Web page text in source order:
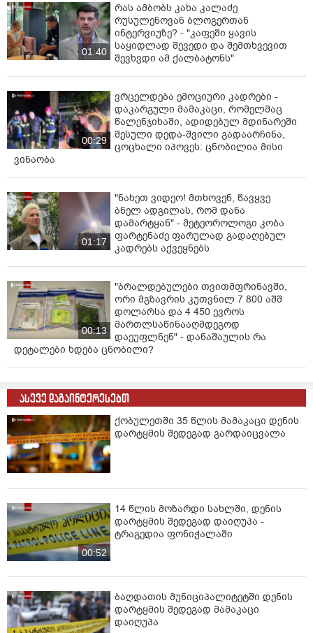
01:40
რას ამბობს კახა კალაძე
რუსულენოვან ბლოგერთან
ინტერვიუზე? - "კაფეში ყავის
საყიდლად შევედი და შემთხვევით
შევხვდი ამ ქალბატონს"
00:29
ვრცელდება ემოციური კადრები -
დაკარგული მამაკაცი, რომელმაც
წალენჯიხაში, ადიდებულ მდინარეში
შესული დედა-შვილი გადაარჩინა,
ცოცხალი იპოვეს: ცნობილია მისი
ვინაობა
01:17
"ნახეთ ვიდეო! მთხოვენ, წავყვე
ბნელ ადგილას, რომ დანა
დამარტყან" - მეტეოროლოგი კობა
ფარტენაძე ფარულად გადაღებულ
კადრებს აქვეყნებს
00:13
"ბრალდებულები თვითმფრინავში,
ორი მგზავრის კუთვნილ 7 800 აშშ
დოლარსა და 4 450 ევროს
მართლსაწინააღმდეგოდ
დაეუფლნენ" - დანაშაულის რა
დეტალები ხდება ცნობილი?
ასევე დაგაინტერესებთ
ქობულეთში 35 წლის მამაკაცი დენის
დარტყმის შედეგად გარდაიცვალა
00:52
14 წლის მოზარდი სახლში, დენის
დარტყმის შედეგად დაიღუპა -
ტრაგედია ფონიჭალაში
ბაღდათის მუნიციპალიტეტში დენის
დარტყმის შედეგად მამაკაცი
დაიღუპა